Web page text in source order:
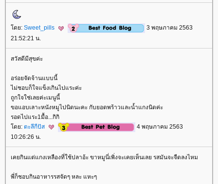
ดย: Sweet_pills
3 พฤษภาคม 2563
21:52:21 น.
สวัสดีมีสุขค่ะ
อร่อยจัดจ้านแบบนี้
ไม่ชอบก็ใจแข็งเกินไปแระค่ะ
ถูกใจใช่เลยค่ะเมนูนี้
ขอแอบเลาะหนังหมูไปนิดนะคะ กับยอดพร้าวและน้ำแกงนิดค่ะ
รอดไปแระ1มื้อ...กิกิ
ดย: ตะลีกีปัส
4 พฤษภาคม 2563
10:26:26 น.
เคยกินแต่แกงเหลืองที่ใช้ปลาอ้ะ ขาหมูนี่เพิ่งจะเคยเห็นเลย รสมันจะจืดลงไหม
พี่ก็ชอบกินอาหารรสจัดๆ หละ แหะๆ